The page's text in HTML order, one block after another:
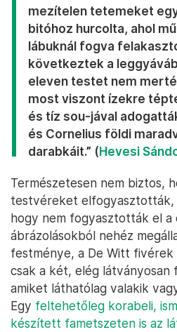
mezítelen tetemeket
bitóhoz hurcolta, ahol
lábuknál fogva
következtek a
eleven testet nem
most viszont ízekre
és tíz sou-jával
és Cornelius földi
darabkáit.” (Hevesi
Természetesen nem biztos,
testvéreket elfogyasztották,
hogy nem fogyasztották el a
ábrázolásokból nehéz
festménye, a De Witt
csak a két, elég
amiket láthatólag valakik
Egy feltehetőleg korabeli,
készített fametszeten is az